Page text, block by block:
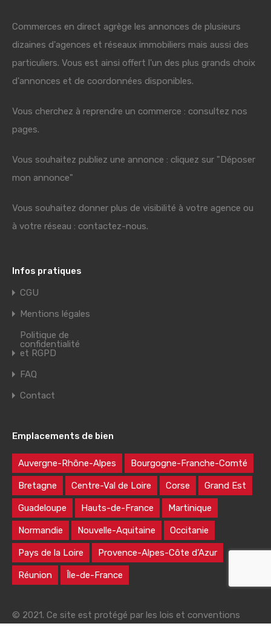
Commerces en direct agrège les annonces de plusieurs
dizaines d'agences et réseaux immobiliers mais aussi des
particuliers. Vous est ainsi offert l'un des plus grands choix
d'annonces et de coordonnées disponibles.
Vous cherchez à reprendre un commerce : consultez nos
pages.
Vous souhaitez publiez une annonce : cliquez sur "Déposer
mon annonce"
Vous souhaitez donner plus de visibilité à votre agence ou
à votre réseau : contactez-nous.
Infos pratiques
CGU
Mentions légales
Politique de
confidentialité
et RGPD
FAQ
Contact
Emplacements de bien
Auvergne-Rhône-Alpes Bourgogne-Franche-Comté
Bretagne Centre-Val de Loire Corse Grand Est
Guadeloupe Hauts-de-France Martinique
Normandie Nouvelle-Aquitaine Occitanie
Pays de la Loire Provence-Alpes-Côte d’Azur
Réunion Île-de-France
© 2021. Ce site est protégé par les lois et conventions